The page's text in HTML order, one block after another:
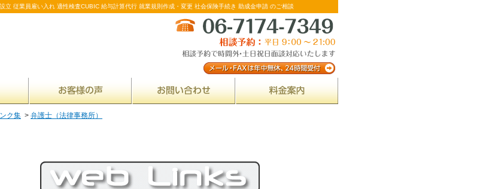
従業員雇い入れ 適性検査CUBIC 給与計算代行 就業規則作成・変更 社会保険手続き 助成金申請 のご相談
ク集 > 弁護士（法律事務所）